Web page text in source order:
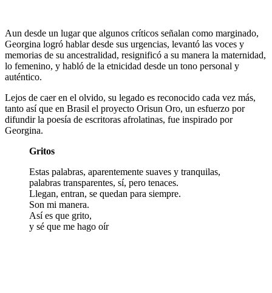
Aun desde un lugar que algunos críticos señalan como marginado,
Georgina logró hablar desde sus urgencias, levantó las voces y
memorias de su ancestralidad, resignificó a su manera la maternidad,
lo femenino, y habló de la etnicidad desde un tono personal y
auténtico.
Lejos de caer en el olvido, su legado es reconocido cada vez más,
tanto así que en Brasil el proyecto Orisun Oro, un esfuerzo por
difundir la poesía de escritoras afrolatinas, fue inspirado por
Georgina.
Gritos
Estas palabras, aparentemente suaves y tranquilas,
palabras transparentes, sí, pero tenaces.
Llegan, entran, se quedan para siempre.
Son mi manera.
Así es que grito,
y sé que me hago oír